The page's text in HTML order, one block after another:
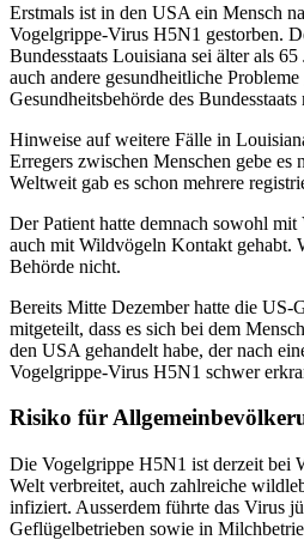
Erstmals ist in den USA ein Mensch
Vogelgrippe-Virus H5N1 gestorben.
Bundesstaats Louisiana sei älter als
auch andere gesundheitliche
Gesundheitsbehörde des Bundesstaats
Hinweise auf weitere Fälle in
Erregers zwischen Menschen gebe es
Weltweit gab es schon mehrere
Der Patient hatte demnach sowohl
auch mit Wildvögeln Kontakt gehabt.
Behörde nicht.
Bereits Mitte Dezember hatte die US-
mitgeteilt, dass es sich bei dem
den USA gehandelt habe, der nach
Vogelgrippe-Virus H5N1 schwer
Risiko für
Die Vogelgrippe H5N1 ist derzeit bei
Welt verbreitet, auch zahlreiche
infiziert. Ausserdem führte das Virus
Geflügelbetrieben sowie in